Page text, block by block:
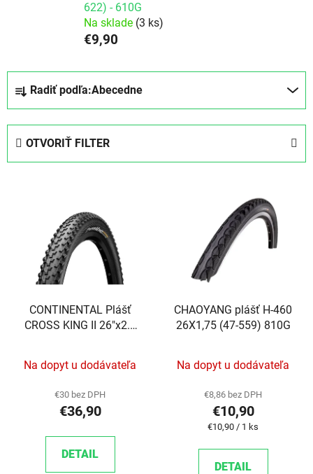
622) - 610G
Na sklade (3 ks)
€9,90
Radenie produktov
Radiť podľa:Abecedne
OTVORIŤ FILTER
CONTINENTAL Plášť
CROSS KING II 26"x2.2
Na dopyt u dodávateľa
€30 bez DPH
€36,90
DETAIL
CHAOYANG plášť H-460
26X1,75 (47-559) 810G
Na dopyt u dodávateľa
€8,86 bez DPH
€10,90
Jednotková cena:
€10,90 / 1 ks
DETAIL